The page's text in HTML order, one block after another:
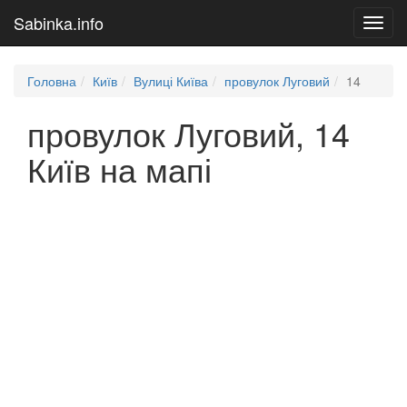
Sabinka.info
Головна Київ Вулиці Київа провулок Луговий 14
провулок Луговий, 14
Київ на мапі